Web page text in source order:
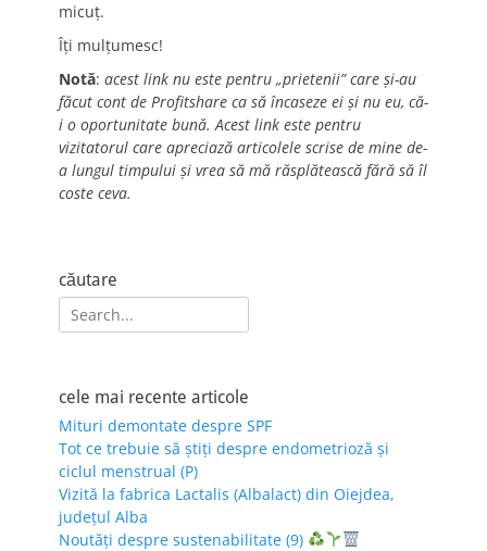
micuț.
Îți mulțumesc!
Notă: acest link nu este pentru „prietenii” care și-au
făcut cont de Profitshare ca să încaseze ei și nu eu, că-
i o oportunitate bună. Acest link este pentru
vizitatorul care apreciază articolele scrise de mine de-
a lungul timpului și vrea să mă răsplătească fără să îl
coste ceva.
căutare
Search
for:
cele mai recente articole
Mituri demontate despre SPF
Tot ce trebuie să știți despre endometrioză și
ciclul menstrual (P)
Vizită la fabrica Lactalis (Albalact) din Oiejdea,
județul Alba
Noutăți despre sustenabilitate (9)